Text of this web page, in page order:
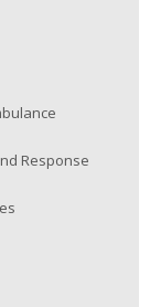
Response